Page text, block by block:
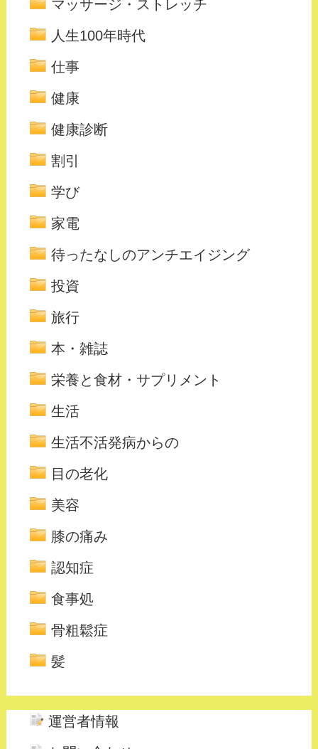
マッサージ・ストレッチ
人生100年時代
仕事
健康
健康診断
割引
学び
家電
待ったなしのアンチエイジング
投資
旅行
本・雑誌
栄養と食材・サプリメント
生活
生活不活発病からの
目の老化
美容
膝の痛み
認知症
食事処
骨粗鬆症
髪
運営者情報